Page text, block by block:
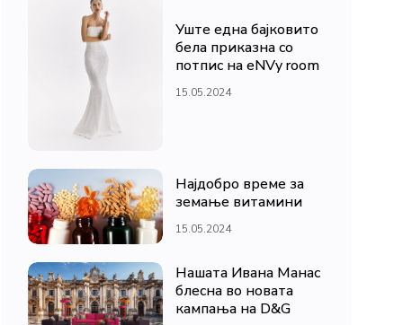
Уште една бајковито
бела приказна со
потпис на eNVy room
15.05.2024
Најдобро време за
земање витамини
15.05.2024
Нашата Ивана Манас
блесна во новата
кампања на D&G